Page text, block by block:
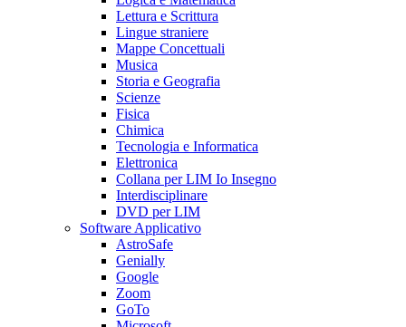
Lettura e Scrittura
Lingue straniere
Mappe Concettuali
Musica
Storia e Geografia
Scienze
Fisica
Chimica
Tecnologia e Informatica
Elettronica
Collana per LIM Io Insegno
Interdisciplinare
DVD per LIM
Software Applicativo
AstroSafe
Genially
Google
Zoom
GoTo